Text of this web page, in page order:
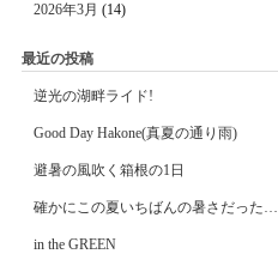
2026年3月 (14)
最近の投稿
逆光の湖畔ライド!
Good Day Hakone(真夏の通り雨)
避暑の風吹く箱根の1日
確かにこの夏いちばんの暑さだった…
in the GREEN